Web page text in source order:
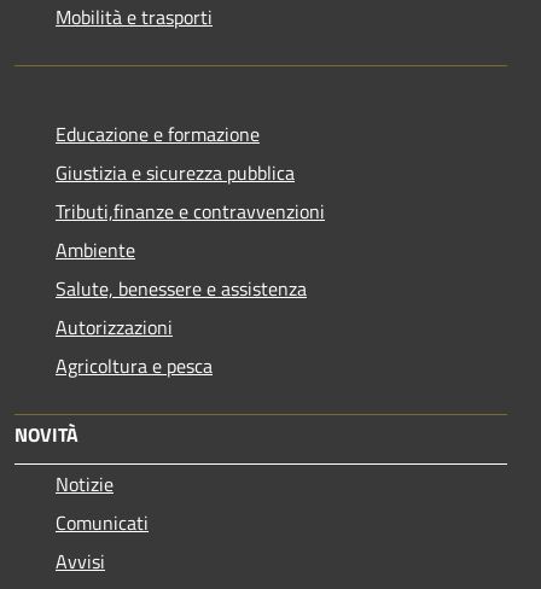
Mobilità e trasporti
Educazione e formazione
Giustizia e sicurezza pubblica
Tributi,finanze e contravvenzioni
Ambiente
Salute, benessere e assistenza
Autorizzazioni
Agricoltura e pesca
NOVITÀ
Notizie
Comunicati
Avvisi